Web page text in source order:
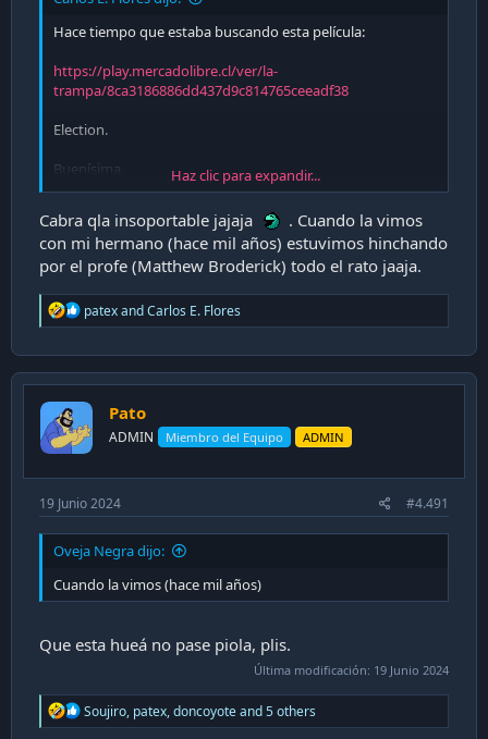
Hace tiempo que estaba buscando esta película:
https://play.mercadolibre.cl/ver/la-
trampa/8ca3186886dd437d9c814765ceeadf38
Election.
Buenísima.
Haz clic para expandir...
Cabra qla insoportable jajaja
. Cuando la vimos
con mi hermano (hace mil años) estuvimos hinchando
por el profe (Matthew Broderick) todo el rato jaaja.
R
e
c
t
n
s
patexandCarlos E. Flores
Pato
ADMIN Miembro del Equipo ADMIN
19 Junio 2024 #4.491
Oveja Negra dijo:
Cuando la vimos (hace mil años)
Que esta hueá no pase piola, plis.
Última modificación: 19 Junio 2024
R
e
Soujiro, patex,doncoyoteand 5 others